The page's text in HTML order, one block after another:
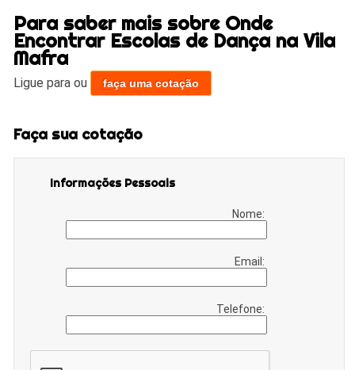
Para saber mais sobre Onde
Encontrar Escolas de Dança na Vila
Mafra
Ligue paraou faça uma cotação
Faça sua cotação
Informações Pessoais
Nome:
Email:
Telefone: